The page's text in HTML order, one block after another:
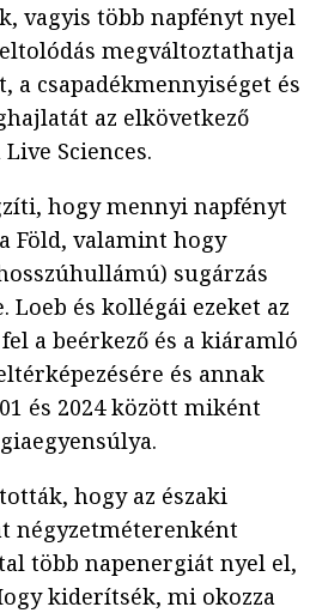
vagyis több napfényt nyel
megváltoztathatja
a csapadékmennyiséget és
az elkövetkező
Live Sciences.
hogy mennyi napfényt
Föld, valamint hogy
sugárzás
Loeb és kollégái ezeket az
a beérkező és a kiáramló
és annak
és 2024 között miként
hogy az északi
négyzetméterenként
több napenergiát nyel el,
kiderítsék, mi okozza